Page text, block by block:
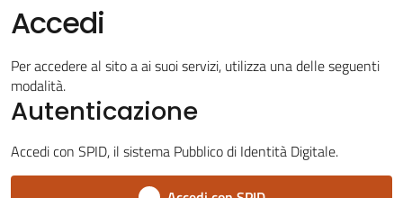
Vivere
Dozza
Accedi
Per accedere al sito a ai suoi servizi, utilizza una delle seguenti
modalità.
Autenticazione
Accedi con SPID, il sistema Pubblico di Identità Digitale.